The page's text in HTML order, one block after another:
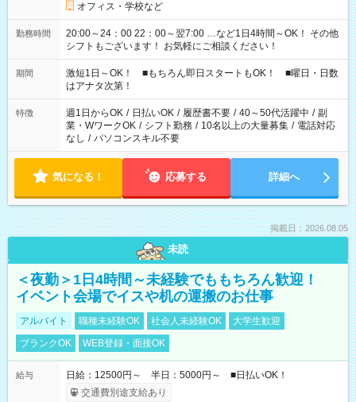
オフィス・学校など
勤務時間
20:00～24：00 22：00～翌7:00 …など1日4時間～OK！ その他
シフトもございます！ お気軽にご相談ください！
期間
激短1日～OK！ ■もちろん即日スタートもOK！ ■曜日・日数
はアナタ次第！
特徴 週1日からOK / 日払いOK / 履歴書不要 / 40～50代活躍中 / 副
業・WワークOK / シフト勤務 / 10名以上の大量募集 / 電話対応
なし / パソコンスキル不要
気になる！ 応募する 詳細へ
掲載日：2026.08.05
未読
＜夜勤＞1日4時間～未経験でももちろん歓迎！
イベント会場でイスや机の運搬のお仕事
アルバイト 職種未経験OK 社会人未経験OK
大学生歓迎
ブランクOK
WEB登録・面接OK
給与
日給：12500円～ 半日：5000円～ ■日払いOK！
交通費別途支給あり